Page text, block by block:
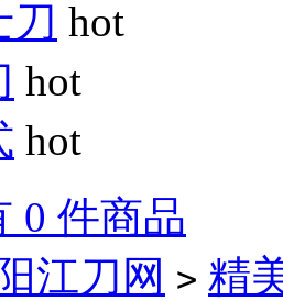
刀 hot
hot
hot
0 件商品
阳江刀网 > 精